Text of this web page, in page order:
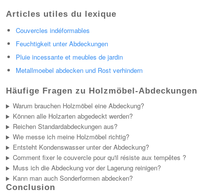
Articles utiles du lexique
Couvercles indéformables
Feuchtigkeit unter Abdeckungen
Pluie incessante et meubles de jardin
Metallmoebel abdecken und Rost verhindern
Häufige Fragen zu Holzmöbel-Abdeckungen
Warum brauchen Holzmöbel eine Abdeckung?
Können alle Holzarten abgedeckt werden?
Reichen Standardabdeckungen aus?
Wie messe ich meine Holzmöbel richtig?
Entsteht Kondenswasser unter der Abdeckung?
Comment fixer le couvercle pour qu'il résiste aux tempêtes ?
Muss ich die Abdeckung vor der Lagerung reinigen?
Kann man auch Sonderformen abdecken?
Conclusion